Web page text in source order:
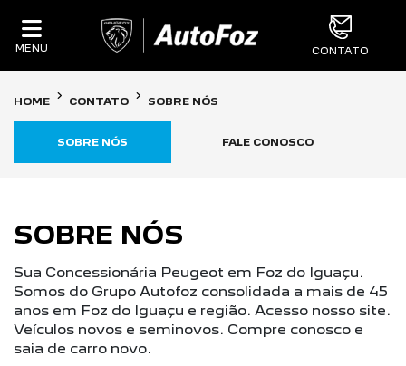
MENU CONTATO
HOME CONTATO SOBRE NÓS
SOBRE NÓS FALE CONOSCO
SOBRE NÓS
Sua Concessionária Peugeot em Foz do Iguaçu.
Somos do Grupo Autofoz consolidada a mais de 45
anos em Foz do Iguaçu e região. Acesso nosso site.
Veículos novos e seminovos. Compre conosco e
saia de carro novo.